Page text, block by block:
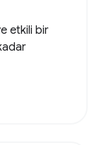
etkili bir